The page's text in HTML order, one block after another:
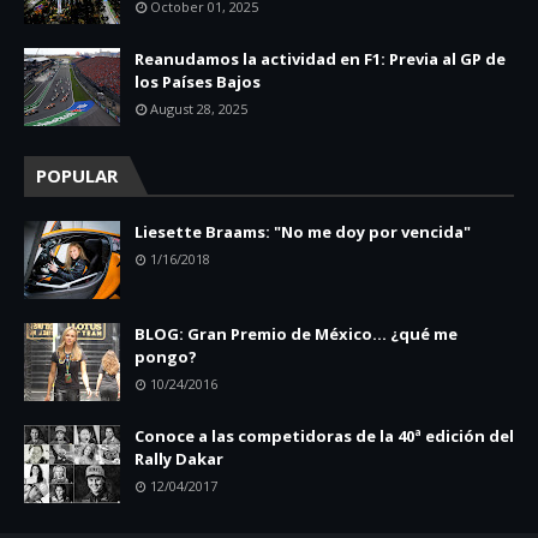
October 01, 2025
Reanudamos la actividad en F1: Previa al GP de
los Países Bajos
August 28, 2025
POPULAR
Liesette Braams: "No me doy por vencida"
1/16/2018
BLOG: Gran Premio de México... ¿qué me
pongo?
10/24/2016
Conoce a las competidoras de la 40ª edición del
Rally Dakar
12/04/2017